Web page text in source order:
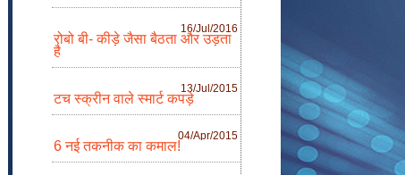
16/Jul/2016
रोबो बी- कीड़े जैसा बैठता और उड़ता
है
13/Jul/2015
टच स्क्रीन वाले स्मार्ट कपड़े
04/Apr/2015
6 नई तकनीक का कमाल!